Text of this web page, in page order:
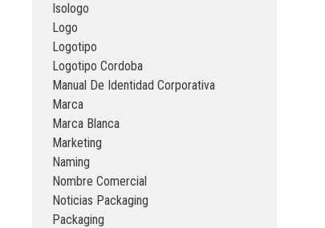
Isologo
Logo
Logotipo
Logotipo Cordoba
Manual De Identidad Corporativa
Marca
Marca Blanca
Marketing
Naming
Nombre Comercial
Noticias Packaging
Packaging